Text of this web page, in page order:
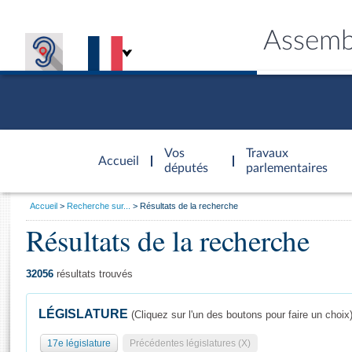
Accueil
d'accueil
Vos
députés
Travaux
parlementaires
Général
Vous
Accueil Recherche sur... Résultats de la recherche
Résultats de la recherche
32056 résultats trouvés
LÉGISLATURE (Cliquez sur l'un des boutons pour faire un choix)
17e législature Précédentes législatures (X)